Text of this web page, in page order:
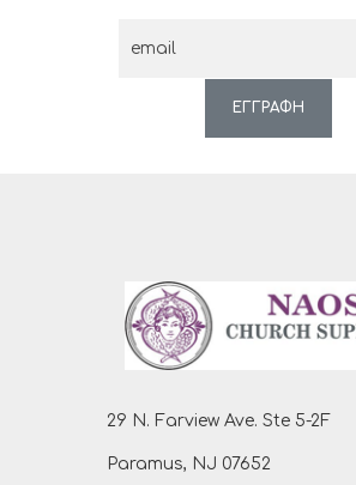
ΕΓΓΡΑΦΗ
29 N. Farview Ave. Ste 5-2F
Paramus, NJ 07652